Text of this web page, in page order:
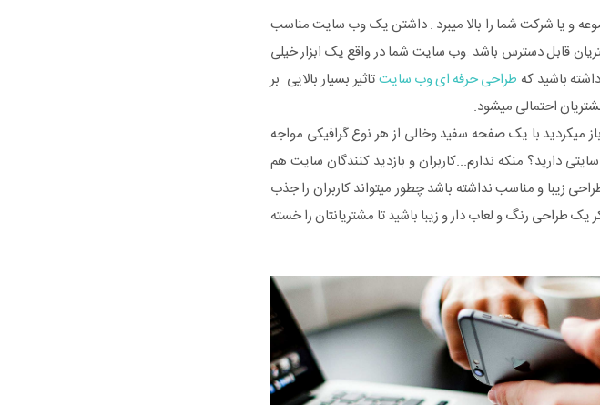
مجموعه و یا شرکت شما را بالا میبرد . داشتن یک وب سایت مناسب
قابل دسترس باشد .وب سایت شما در واقع یک ابزار خیلی
باشید که طراحی حرفه ای وب سایتتاثیر بسیار بالایی بر
احتمالی میشود.
با یک صفحه سفید وخالی از هر نوع گرافیکی مواجه
دارید؟ منکه ندارم...کاربران و بازدید کنندگان سایت هم
زیبا و مناسب نداشته باشد چطور میتواند کاربران را جذب
رنگ و لعاب دار و زیبا باشید تا مشتریانتان را خسته